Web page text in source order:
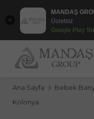
MANDAŞ
Ücretsiz
Google Play
Ana Sayfa Bebek
Kolonya